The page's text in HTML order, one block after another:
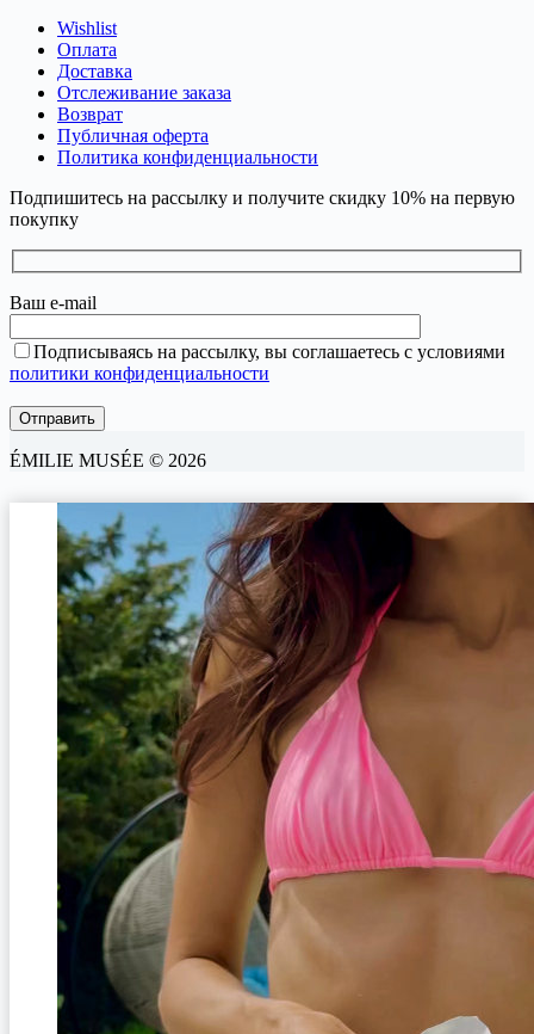
Wishlist
Оплата
Доставка
Отслеживание заказа
Возврат
Публичная оферта
Политика конфиденциальности
Подпишитесь на рассылку и получите скидку 10% на первую
покупку
Ваш e-mail
Подписываясь на рассылку, вы соглашаетесь с условиями
политики конфиденциальности
ÉMILIE MUSÉE © 2026